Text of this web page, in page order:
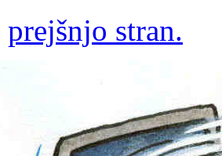
prejšnjo stran.